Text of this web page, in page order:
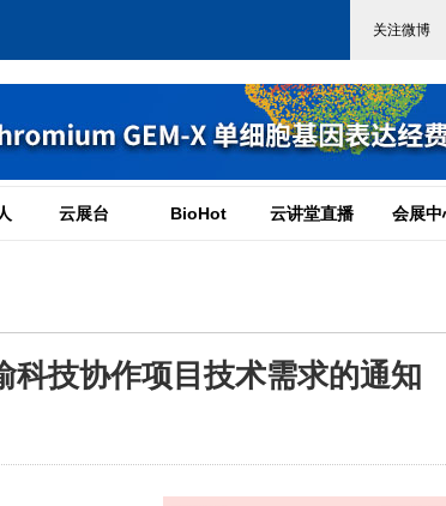
云展台 BioHot 云讲堂直播 会展中
科技协作项目技术需求的通知